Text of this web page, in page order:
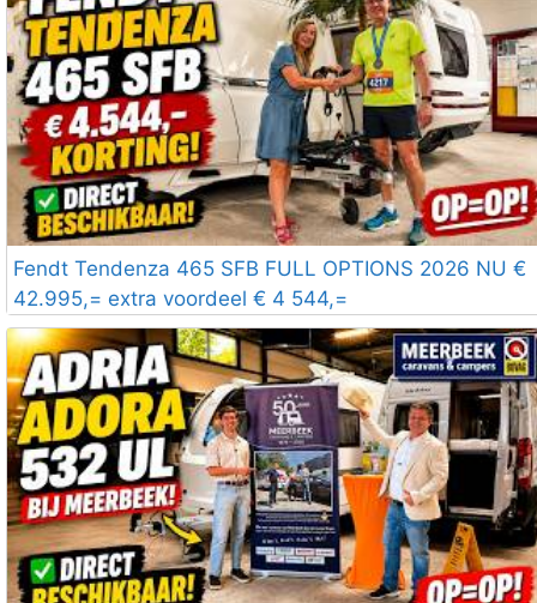
Fendt Tendenza 465 SFB FULL OPTIONS 2026 NU €
42.995,= extra voordeel € 4 544,=